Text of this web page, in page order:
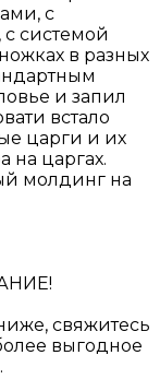
с
системой
в разных
и запил
встало
царги и их
на царгах.
молдинг на
свяжитесь
выгодное